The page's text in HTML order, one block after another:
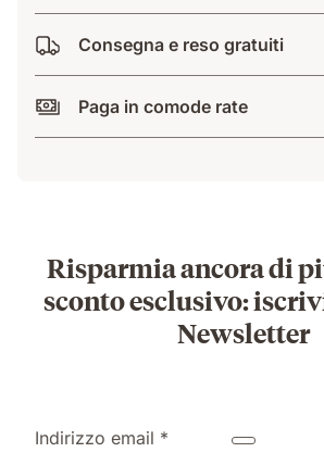
Consegna e reso gratuiti
Paga in comode rate
Risparmia ancora di
sconto esclusivo:
Newsletter
Indirizzo email *